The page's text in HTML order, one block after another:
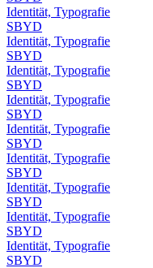
Identität, Typografie
SBYD
Identität, Typografie
SBYD
Identität, Typografie
SBYD
Identität, Typografie
SBYD
Identität, Typografie
SBYD
Identität, Typografie
SBYD
Identität, Typografie
SBYD
Identität, Typografie
SBYD
Identität, Typografie
SBYD